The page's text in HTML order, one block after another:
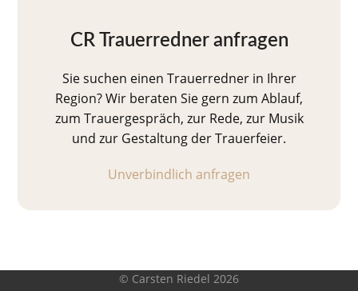
CR Trauerredner anfragen
Sie suchen einen Trauerredner in Ihrer
Region? Wir beraten Sie gern zum Ablauf,
zum Trauergespräch, zur Rede, zur Musik
und zur Gestaltung der Trauerfeier.
Unverbindlich anfragen
© Carsten Riedel 2026